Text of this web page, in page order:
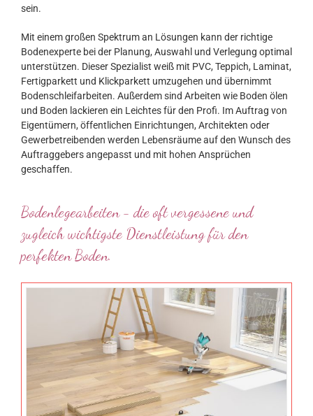
sein.
Mit einem großen Spektrum an Lösungen kann der richtige
Bodenexperte bei der Planung, Auswahl und Verlegung optimal
unterstützen. Dieser Spezialist weiß mit PVC, Teppich, Laminat,
Fertigparkett und Klickparkett umzugehen und übernimmt
Bodenschleifarbeiten. Außerdem sind Arbeiten wie Boden ölen
und Boden lackieren ein Leichtes für den Profi. Im Auftrag von
Eigentümern, öffentlichen Einrichtungen, Architekten oder
Gewerbetreibenden werden Lebensräume auf den Wunsch des
Auftraggebers angepasst und mit hohen Ansprüchen
geschaffen.
Bodenlegearbeiten - die oft vergessene und
zugleich wichtigste Dienstleistung für den
perfekten Boden.